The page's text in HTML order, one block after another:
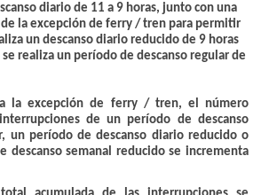
diario de 11 a 9 horas, junto con una
la excepción de ferry / tren para permitir
un descanso diario reducido de 9 horas
realiza un período de descanso regular de
la excepción de ferry / tren, el número
de un período de descanso
un período de descanso diario reducido o
descanso semanal reducido se incrementa